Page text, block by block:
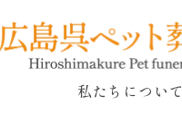
私たちについて